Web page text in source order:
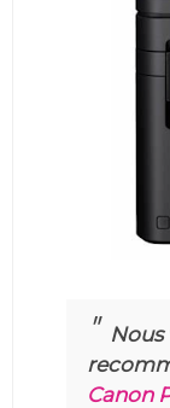
Nous
Canon